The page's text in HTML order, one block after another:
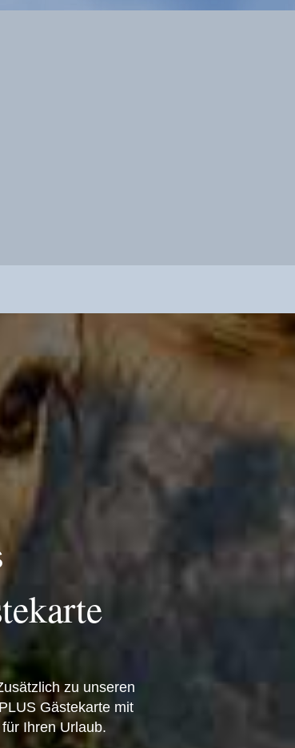
zu unseren
Gästekarte mit
Ihren Urlaub.